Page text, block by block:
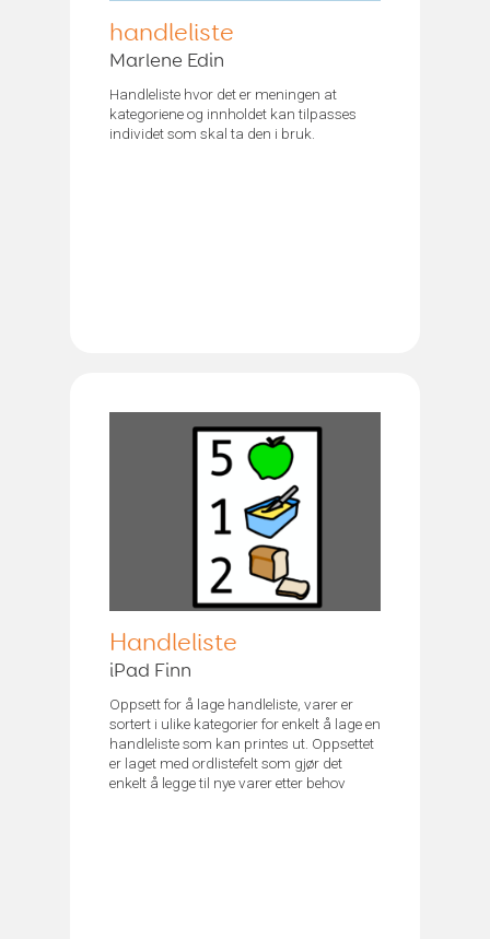
handleliste
Marlene Edin
Handleliste hvor det er meningen at
kategoriene og innholdet kan tilpasses
individet som skal ta den i bruk.
Handleliste
iPad Finn
Oppsett for å lage handleliste, varer er
sortert i ulike kategorier for enkelt å lage en
handleliste som kan printes ut. Oppsettet
er laget med ordlistefelt som gjør det
enkelt å legge til nye varer etter behov